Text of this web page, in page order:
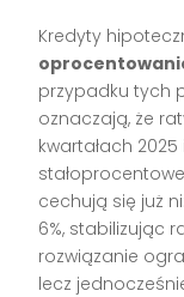
Kredyty
przypadku tych
oznaczają, że
kwartałach
cechują się już
6%, stabilizując
rozwiązanie
lecz